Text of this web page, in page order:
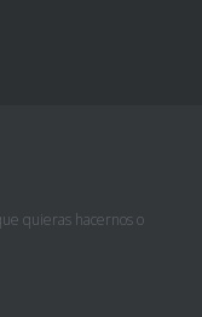
quieras hacernos o